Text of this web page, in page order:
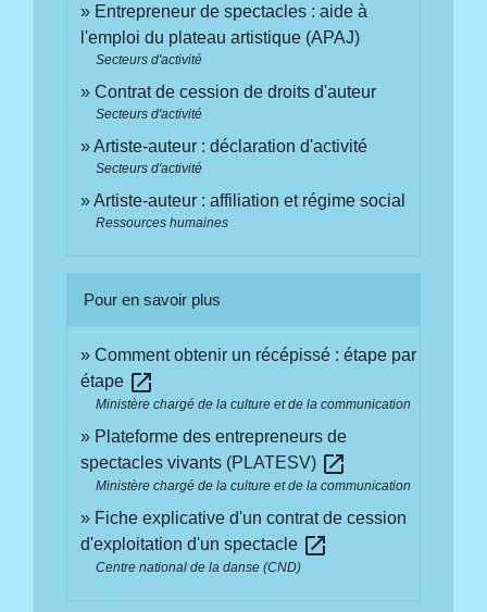
Entrepreneur de spectacles : aide à
l'emploi du plateau artistique (APAJ)
Secteurs d'activité
Contrat de cession de droits d'auteur
Secteurs d'activité
Artiste-auteur : déclaration d'activité
Secteurs d'activité
Artiste-auteur : affiliation et régime social
Ressources humaines
Pour en savoir plus
Comment obtenir un récépissé : étape par
étape open_in_new
Ministère chargé de la culture et de la communication
Plateforme des entrepreneurs de
spectacles vivants (PLATESV) open_in_new
Ministère chargé de la culture et de la communication
Fiche explicative d'un contrat de cession
d'exploitation d'un spectacle open_in_new
Centre national de la danse (CND)